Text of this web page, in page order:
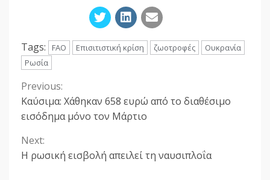
Tags: FAO Επισιτιστική κρίση ζωοτροφές
Ουκρανία
Ρωσία
Continue
Reading
Previous:
Καύσιμα: Χάθηκαν 658 ευρώ από το διαθέσιμο
εισόδημα μόνο τον Μάρτιο
Next:
Η ρωσική εισβολή απειλεί τη ναυσιπλοΐα